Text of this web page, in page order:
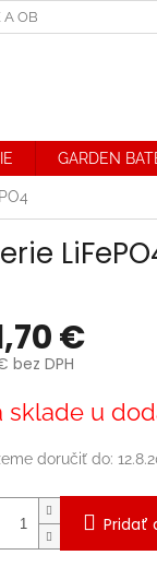
A OBCHODNÉ
GARDEN
€
bez DPH
sklade u
doručiť do:
Pridať